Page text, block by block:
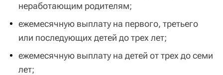
неработающим родителям;
ежемесячную выплату на первого, третьего
или последующих детей до трех лет;
ежемесячную выплату на детей от трех до семи
лет;